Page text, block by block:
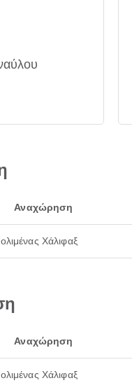
Αναχώρηση
Χάλιφαξ
Αναχώρηση
Χάλιφαξ